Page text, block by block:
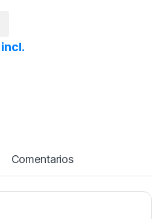
de 5 pines plata 1.8 m Manhattan
Comentarios